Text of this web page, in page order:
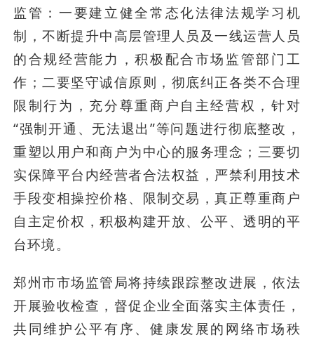
监管：一要建立健全常态化法律法规学习机
制，不断提升中高层管理人员及一线运营人员
的合规经营能力，积极配合市场监管部门工
作；二要坚守诚信原则，彻底纠正各类不合理
限制行为，充分尊重商户自主经营权，针对
“强制开通、无法退出”等问题进行彻底整改，
重塑以用户和商户为中心的服务理念；三要切
实保障平台内经营者合法权益，严禁利用技术
手段变相操控价格、限制交易，真正尊重商户
自主定价权，积极构建开放、公平、透明的平
台环境。
郑州市市场监管局将持续跟踪整改进展，依法
开展验收检查，督促企业全面落实主体责任，
共同维护公平有序、健康发展的网络市场秩